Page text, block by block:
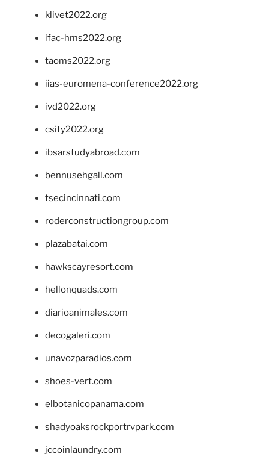
klivet2022.org
ifac-hms2022.org
taoms2022.org
iias-euromena-conference2022.org
ivd2022.org
csity2022.org
ibsarstudyabroad.com
bennusehgall.com
tsecincinnati.com
roderconstructiongroup.com
plazabatai.com
hawkscayresort.com
hellonquads.com
diarioanimales.com
decogaleri.com
unavozparadios.com
shoes-vert.com
elbotanicopanama.com
shadyoaksrockportrvpark.com
jccoinlaundry.com